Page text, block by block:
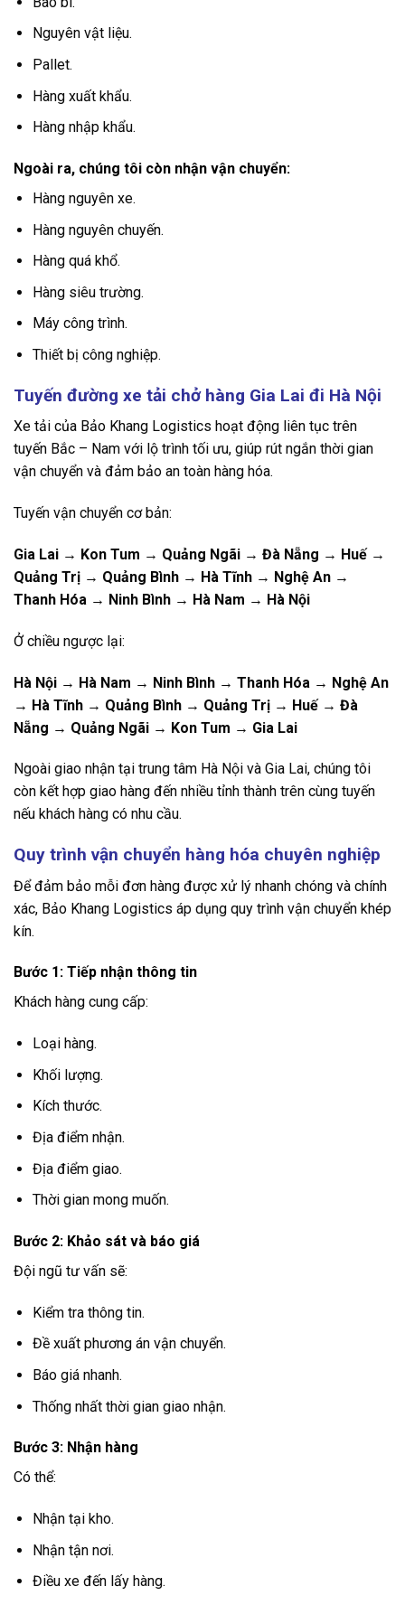
Nguyên vật liệu.
Pallet.
Hàng xuất khẩu.
Hàng nhập khẩu.
Ngoài ra, chúng tôi còn nhận vận chuyển:
Hàng nguyên xe.
Hàng nguyên chuyến.
Hàng quá khổ.
Hàng siêu trường.
Máy công trình.
Thiết bị công nghiệp.
Tuyến đường xe tải chở hàng Gia Lai đi Hà Nội
Xe tải của Bảo Khang Logistics hoạt động liên tục trên
tuyến Bắc – Nam với lộ trình tối ưu, giúp rút ngắn thời gian
vận chuyển và đảm bảo an toàn hàng hóa.
Tuyến vận chuyển cơ bản:
Gia Lai → Kon Tum → Quảng Ngãi → Đà Nẵng → Huế →
Quảng Trị → Quảng Bình → Hà Tĩnh → Nghệ An →
Thanh Hóa → Ninh Bình → Hà Nam → Hà Nội
Ở chiều ngược lại:
Hà Nội → Hà Nam → Ninh Bình → Thanh Hóa → Nghệ An
→ Hà Tĩnh → Quảng Bình → Quảng Trị → Huế → Đà
Nẵng → Quảng Ngãi → Kon Tum → Gia Lai
Ngoài giao nhận tại trung tâm Hà Nội và Gia Lai, chúng tôi
còn kết hợp giao hàng đến nhiều tỉnh thành trên cùng tuyến
nếu khách hàng có nhu cầu.
Quy trình vận chuyển hàng hóa chuyên nghiệp
Để đảm bảo mỗi đơn hàng được xử lý nhanh chóng và chính
xác, Bảo Khang Logistics áp dụng quy trình vận chuyển khép
kín.
Bước 1: Tiếp nhận thông tin
Khách hàng cung cấp:
Loại hàng.
Khối lượng.
Kích thước.
Địa điểm nhận.
Địa điểm giao.
Thời gian mong muốn.
Bước 2: Khảo sát và báo giá
Đội ngũ tư vấn sẽ:
Kiểm tra thông tin.
Đề xuất phương án vận chuyển.
Báo giá nhanh.
Thống nhất thời gian giao nhận.
Bước 3: Nhận hàng
Có thể:
Nhận tại kho.
Nhận tận nơi.
Điều xe đến lấy hàng.